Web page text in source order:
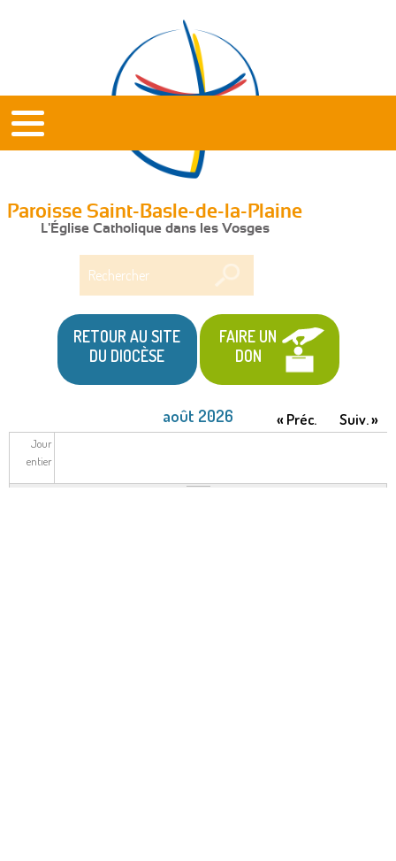
Paroisse Saint-Basle-de-la-Plaine
L'Église Catholique dans les Vosges
RETOUR AU SITE
DU DIOCÈSE
FAIRE UN
DON
août 2026 « Préc. Suiv. »
Jour
entier